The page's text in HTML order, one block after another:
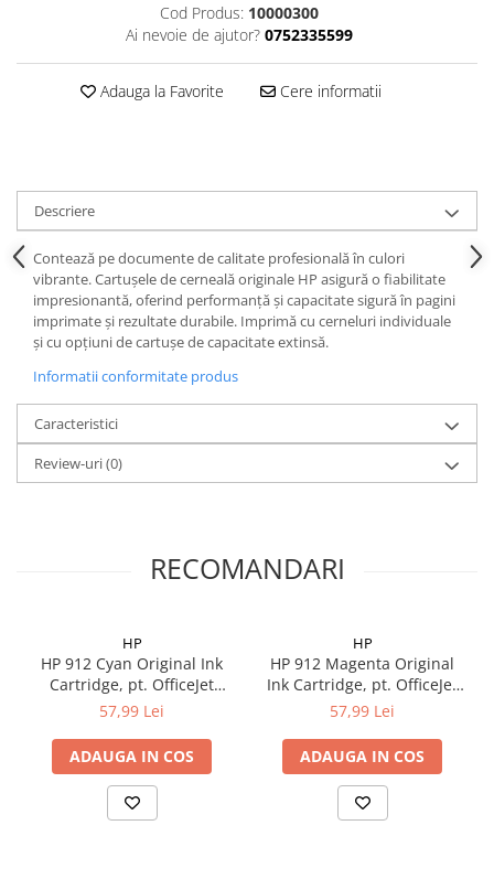
Cod Produs: 10000300
Ai nevoie de ajutor? 0752335599
Adauga la Favorite Cere informatii
Descriere
Contează pe documente de calitate profesională în culori
vibrante. Cartuşele de cerneală originale HP asigură o fiabilitate
impresionantă, oferind performanţă şi capacitate sigură în pagini
imprimate şi rezultate durabile. Imprimă cu cerneluri individuale
şi cu opţiuni de cartuşe de capacitate extinsă.
Informatii conformitate produs
Caracteristici
Review-uri(0)
RECOMANDARI
HP
HP 912 Cyan Original Ink
Cartridge, pt. OfficeJet
8013/8023, cap. 315 pag
57,99 Lei
ADAUGA IN COS
HP
HP 912 Magenta Original
Ink Cartridge, pt. OfficeJet
57,99 Lei
ADAUGA IN COS